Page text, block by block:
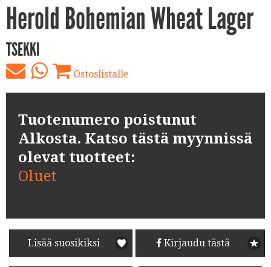
Herold Bohemian Wheat Lager
TSEKKI
Ostoslistalle
Tuotenumero poistunut
Alkosta. Katso tästä myynnissä
olevat tuotteet:
Oluet
Lisää suosikiksi Kirjaudu tästä